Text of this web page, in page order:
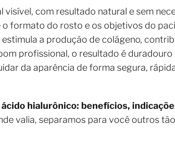
com resultado natural e sem
formato do rosto e os objetivos do
estimula a produção de colágeno,
profissional, o resultado é
da aparência de forma segura,
hialurônico: benefícios,
valia, separamos para você outros